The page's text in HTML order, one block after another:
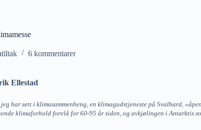
6 kommentarer
Ellestad
har sett i klimasammenheng, en klimagudstjeneste på Svalbard,
klimaforhold forelå for 60-95 år siden, og avkjølingen i Antarktis